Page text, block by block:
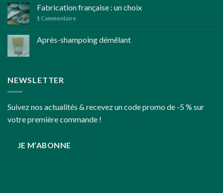
pour
des
fin
d’année
Fabrication française : un choix
1 Commentaire
Après-shampoing démêlant
NEWSLETTER
Suivez nos actualités & recevez un code promo de -5 % sur
votre première commande !
JE M’ABONNE